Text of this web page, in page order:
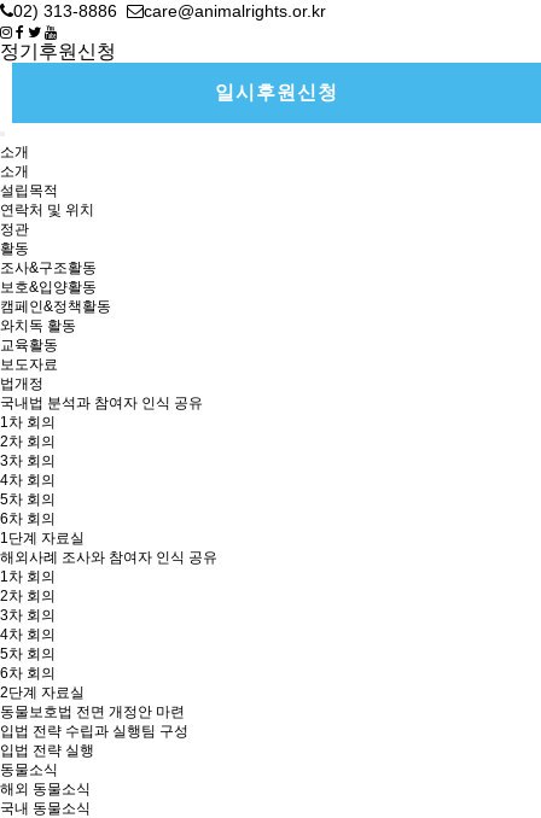
02) 313-8886 care@animalrights.or.kr
정기후원신청
일시후원신청
소개
소개
설립목적
연락처 및 위치
정관
활동
조사&구조활동
보호&입양활동
캠페인&정책활동
와치독 활동
교육활동
보도자료
법개정
국내법 분석과 참여자 인식 공유
1차 회의
2차 회의
3차 회의
4차 회의
5차 회의
6차 회의
1단계 자료실
해외사례 조사와 참여자 인식 공유
1차 회의
2차 회의
3차 회의
4차 회의
5차 회의
6차 회의
2단계 자료실
동물보호법 전면 개정안 마련
입법 전략 수립과 실행팀 구성
입법 전략 실행
동물소식
해외 동물소식
국내 동물소식